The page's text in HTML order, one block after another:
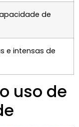
de
e intensas de
uso de